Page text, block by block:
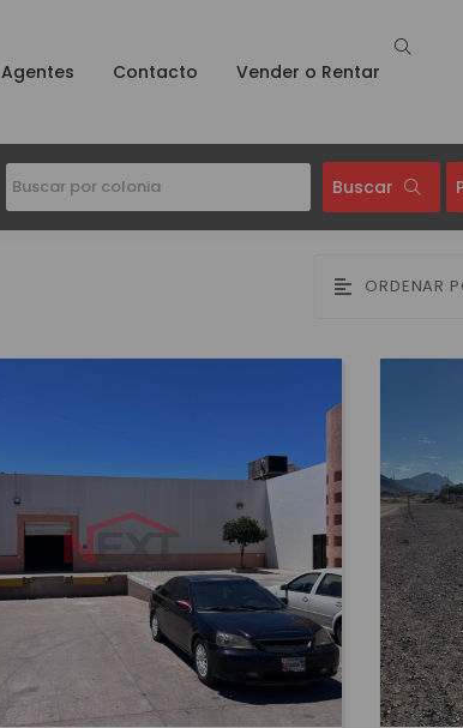
Agentes Contacto Vender o Rentar
Buscar
ORDENAR